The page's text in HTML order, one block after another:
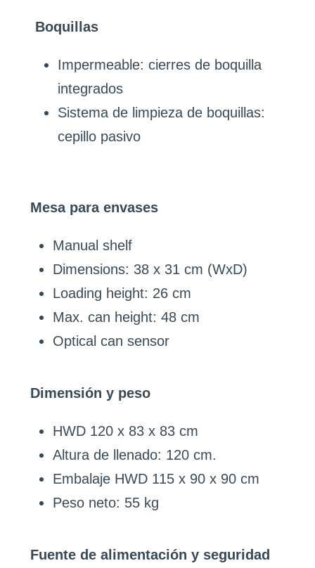
Boquillas
Impermeable: cierres de boquilla
integrados
Sistema de limpieza de boquillas:
cepillo pasivo
Mesa para envases
Manual shelf
Dimensions: 38 x 31 cm (WxD)
Loading height: 26 cm
Max. can height: 48 cm
Optical can sensor
Dimensión y peso
HWD 120 x 83 x 83 cm
Altura de llenado: 120 cm.
Embalaje HWD 115 x 90 x 90 cm
Peso neto: 55 kg
Fuente de alimentación y seguridad